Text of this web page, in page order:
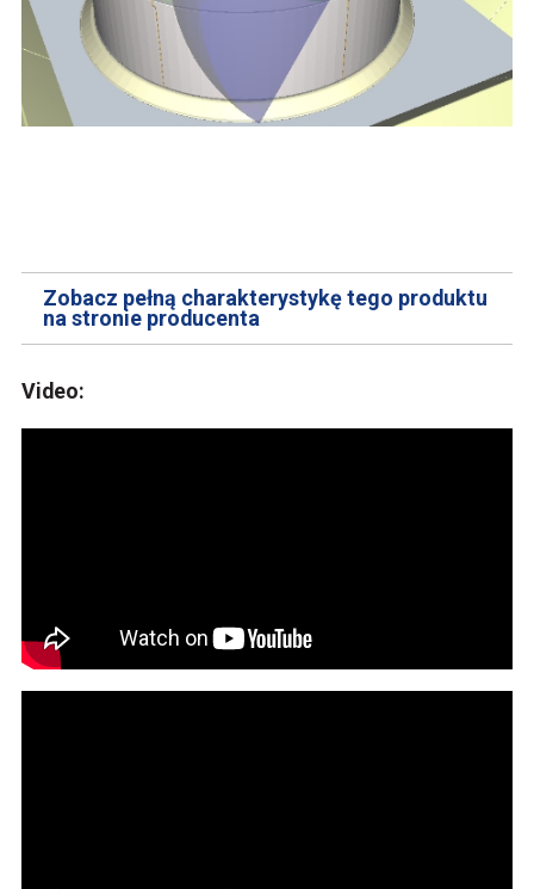
Zobacz pełną charakterystykę tego produktu
na stronie producenta
Video: